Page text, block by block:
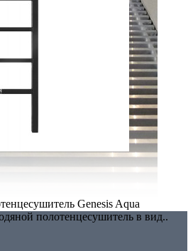
Genesis Aqua
полотенцесушитель в вид..